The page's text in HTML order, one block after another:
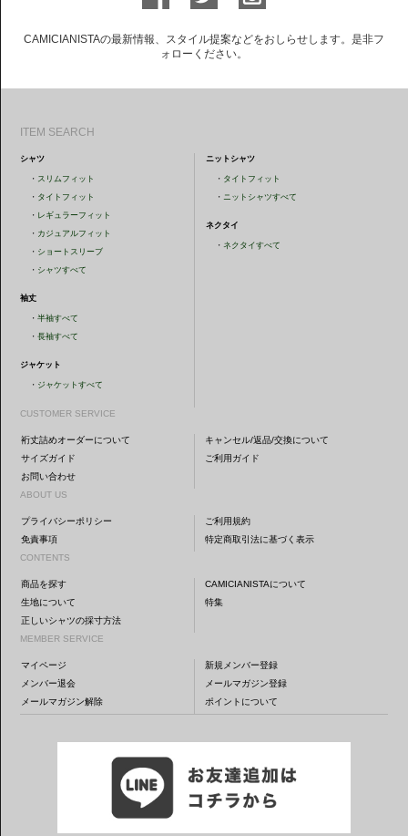
CAMICIANISTAの最新情報、スタイル提案などをおしらせします。是非フ
ォローください。
ITEM SEARCH
シャツ
・ スリムフィット
・ タイトフィット
・ レギュラーフィット
・ カジュアルフィット
・ ショートスリーブ
・ シャツすべて
袖丈
・半袖すべて
・長袖すべて
ジャケット
・ ジャケットすべて
ニットシャツ
・ タイトフィット
・ ニットシャツすべて
ネクタイ
・ネクタイすべて
CUSTOMER SERVICE
裄丈詰めオーダーについて
キャンセル/返品/交換について
サイズガイド
ご利用ガイド
お問い合わせ
ABOUT US
プライバシーポリシー
ご利用規約
免責事項
特定商取引法に基づく表示
CONTENTS
商品を探す
CAMICIANISTAについて
生地について
特集
正しいシャツの採寸方法
MEMBER SERVICE
マイページ
新規メンバー登録
メンバー退会
メールマガジン登録
メールマガジン解除
ポイントについて